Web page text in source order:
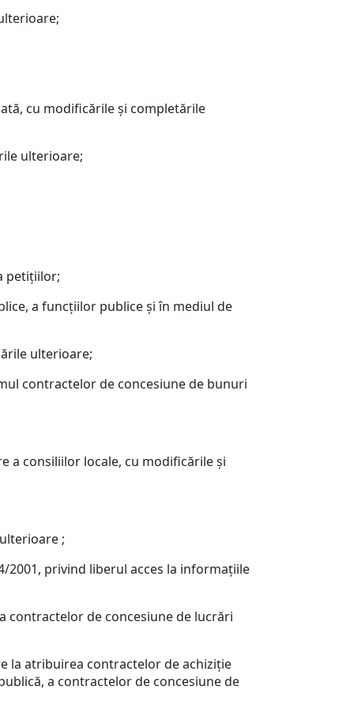
cu modificările şi completările
ulterioare;
petiţiilor;
a funcţiilor publice şi în mediul de
ulterioare;
contractelor de concesiune de bunuri
a consiliilor locale, cu modificările şi
;
2001, privind liberul acces la informaţiile
contractelor de concesiune de lucrări
la atribuirea contractelor de achiziţie
a contractelor de concesiune de